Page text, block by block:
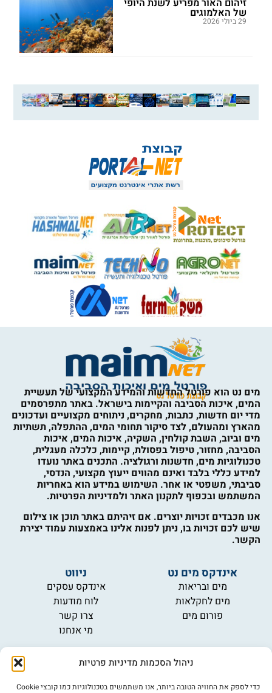
ניהול הסכמות מדיניות פרטיות
כדי לספק את החוויה הטובה ביותר, אנו משתמשים בטכנולוגיות כמו קובצי Cookie
זיהום האור מפריע לשנת היופי
של האלמוגים
29 ביולי 2026
מים נט הוא פורטל החדשות והמידע המקצועי של תעשיית
המים, איכות הסביבה והקיימות בישראל. באתר מתפרסמים
מדי יום חדשות, כתבות, מחקרים, ניתוחים מקצועיים ועדכונים
מהארץ ומהעולם, לצד סיקור תחומי המים, ההתפלה, תשתיות
מים וביוב, השבת קולחין, השקיה, איכות המים, איכות
הסביבה, מחזור, טיפול בפסולת, קיימות, כלכלה מעגלית,
טכנולוגיות מים, חדשנות ורגולציה. התכנים באתר נועדו
למידע כללי בלבד ואינם מהווים ייעוץ מקצועי, הנדסי,
סביבתי, משפטי או אחר. השימוש במידע הוא באחריות
המשתמש ובכפוף לתקנון האתר ולמדיניות הפרטיות.
אנו מכבדים זכויות יוצרים. אם זיהיתם באתר תוכן או צילום
שיש לכם זכויות בו, ניתן לפנות אלינו באמצעות עמוד יצירת
הקשר.
אינדקס מים נט
מים ובריאות
מים לחקלאות
פורום מים
ניווט
אינדקס עסקים
לוח מודעות
צרו קשר
מי אנחנו
מידע
תקנון
הרשמה לניוזלטר